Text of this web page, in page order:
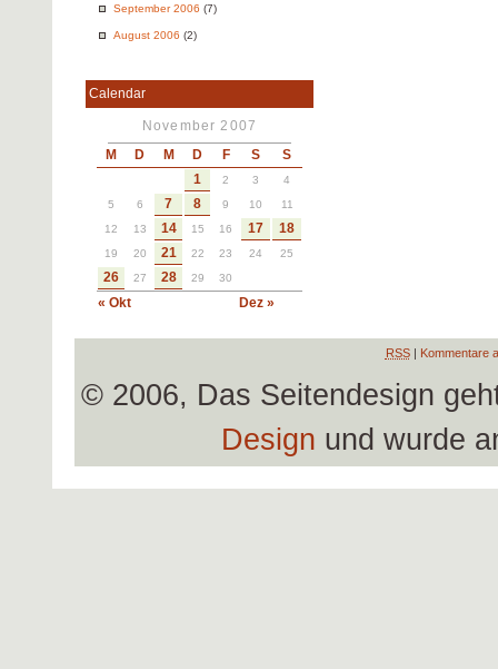
September 2006 (7)
August 2006 (2)
Calendar
November 2007
M D M D F S S
« Okt Dez »
1 2 3
4
5
6 7 8 9 10
11
12
13 14 15 16 17 18
19 20 21 22 23 24 25
26 27 28 29 30
RSS| Kommentare
© 2006, Das Seitendesign
Design und wurde